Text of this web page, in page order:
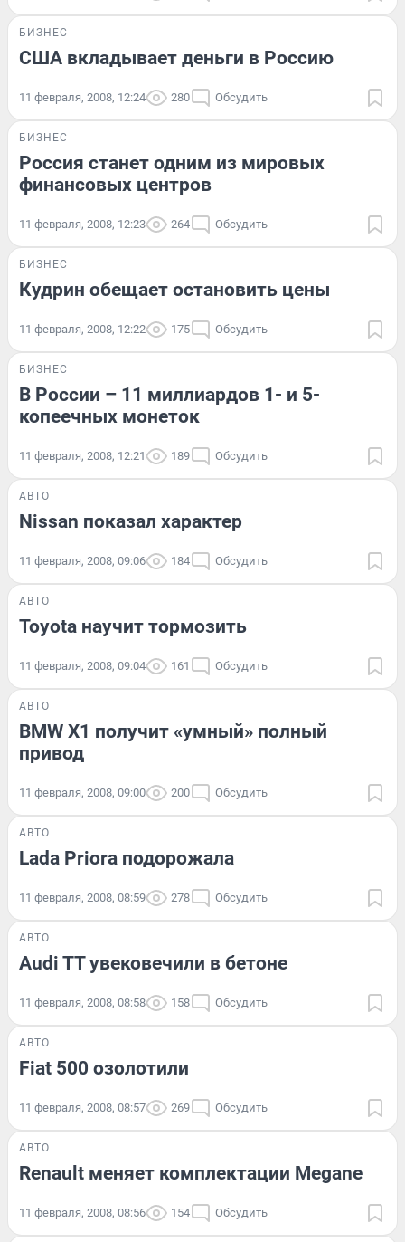
БИЗНЕС
США вкладывает деньги в Россию
11 февраля, 2008, 12:24 280 Обсудить
БИЗНЕС
Россия станет одним из мировых
финансовых центров
11 февраля, 2008, 12:23 264 Обсудить
БИЗНЕС
Кудрин обещает остановить цены
11 февраля, 2008, 12:22 175 Обсудить
БИЗНЕС
В России – 11 миллиардов 1- и 5-
копеечных монеток
11 февраля, 2008, 12:21 189 Обсудить
АВТО
Nissan показал характер
11 февраля, 2008, 09:06 184 Обсудить
АВТО
Toyota научит тормозить
11 февраля, 2008, 09:04 161 Обсудить
АВТО
BMW X1 получит «умный» полный
привод
11 февраля, 2008, 09:00 200 Обсудить
АВТО
Lada Priora подорожала
11 февраля, 2008, 08:59 278 Обсудить
АВТО
Audi TT увековечили в бетоне
11 февраля, 2008, 08:58 158 Обсудить
АВТО
Fiat 500 озолотили
11 февраля, 2008, 08:57 269 Обсудить
АВТО
Renault меняет комплектации Megane
11 февраля, 2008, 08:56 154 Обсудить